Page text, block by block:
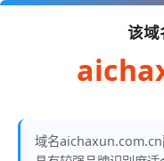
该域
域名aichaxun.com.cn